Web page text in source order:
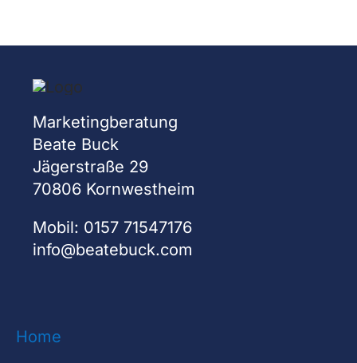
Marketingberatung
Beate Buck
Jägerstraße 29
70806 Kornwestheim
Mobil: 0157 71547176
info@beatebuck.com
Home